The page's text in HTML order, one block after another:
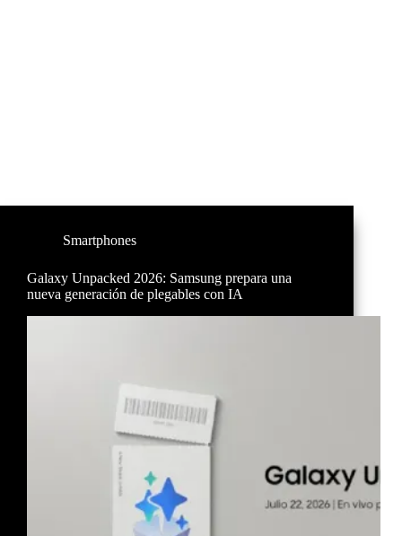
Smartphones
Galaxy Unpacked 2026: Samsung prepara una
nueva generación de plegables con IA